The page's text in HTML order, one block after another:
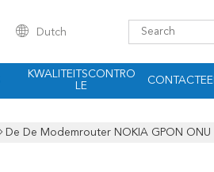
Dutch
KWALITEITSCONTRO
LE
De De Modemrouter NOKIA GPON